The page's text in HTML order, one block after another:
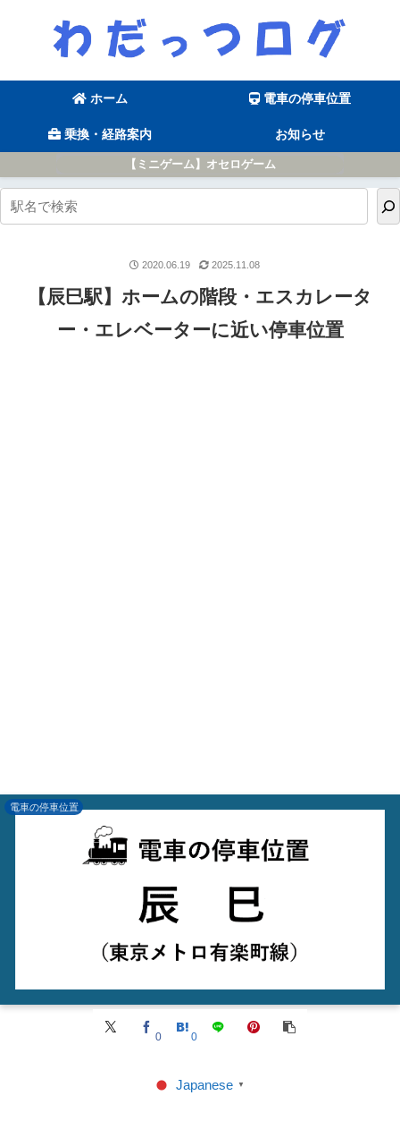
ホーム 電車の停車位置
乗換・経路案内 お知らせ
【ミニゲーム】オセロゲーム
【辰巳駅】ホームの階段・エスカレータ
ー・エレベーターに近い停車位置
電車の停車位置
0 0
2020.06.19 2025.11.08
Japanese ▼